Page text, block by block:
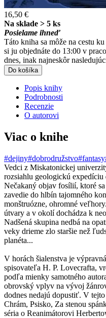
16,50 €
Na sklade > 5 ks
Posielame ihneď
Táto kniha sa môže na cestu
si ju objednáte do 13:00 v
dnes, inak najneskôr
Do košíka
Popis knihy
Podrobnosti
Recenzie
O autorovi
Viac o knihe
#dejiny#dobrodružstvo#fantasy
Vedci z Miskatonickej
rozsiahlu geologickú expedíciu
Nečakaný objav fosílií, ktoré
zavedie do hlbín tajomného
monštruózne, ohromné
útvary a v okolí dochádza k
Nadšená skupina nedbá na
veky drieme zlo staršie než
planéta...
V horách šialenstva je
spisovateľa H. P. Lovecrafta,
podľa mienky samotného
obrovský vplyv na vývoj
dodnes nedajú dopustiť. V
Chrám, Psisko, Za stenou
séria o Reanimátorovi